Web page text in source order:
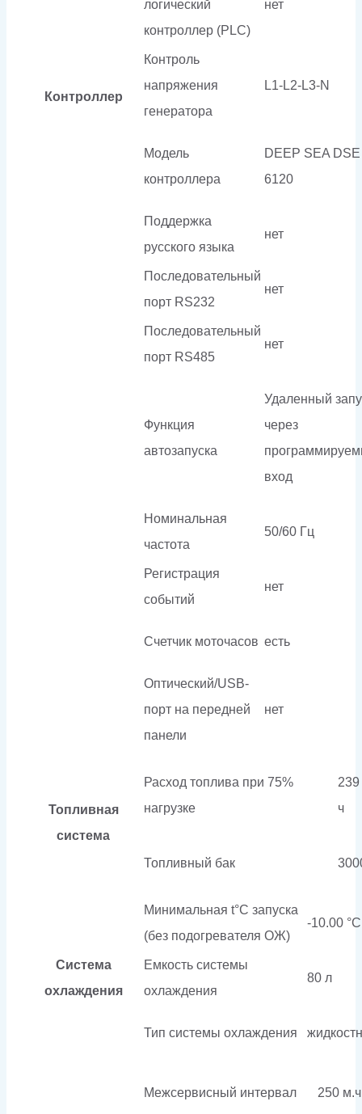
Контроллер
логический
контроллер (PLC)
нет
Контроль
напряжения
генератора
L1-L2-L3-N
Модель
контроллера
DEEP SEA DSE
6120
Поддержка
русского языка
нет
Последовательный
порт RS232
нет
Последовательный
порт RS485
нет
Функция
автозапуска
Удаленный
через
вход
Номинальная
частота
50/60 Гц
Регистрация
событий
нет
Счетчик моточасов есть
Оптический/USB-
порт на передней
панели
нет
Топливная
система
Расход топлива при 75%
нагрузке
239
ч
Топливный бак
Система
охлаждения
Минимальная t°С запуска
(без подогревателя ОЖ)
-10.00 °С
Емкость системы
охлаждения
80 л
Тип системы охлаждения
Межсервисный интервал 250